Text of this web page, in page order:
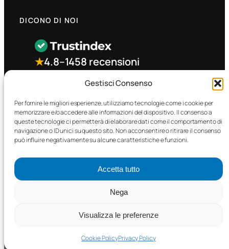
Gestisci Consenso
Per fornire le migliori esperienze, utilizziamo tecnologie come i cookie per
memorizzare e/o accedere alle informazioni del dispositivo. Il consenso a
queste tecnologie ci permetterà di elaborare dati come il comportamento di
navigazione o ID unici su questo sito. Non acconsentire o ritirare il consenso
può influire negativamente su alcune caratteristiche e funzioni.
Accetta tutto
Nega
Visualizza le preferenze
Cookie PolicyPrivacy Policy
DICONO DI NOI
★4.8–1458 recensioni
CONTATTO RAPIDO
Facebook
©2025 MTC Automotive s.r.l. . Tutti i diritti riservati. – P.I.